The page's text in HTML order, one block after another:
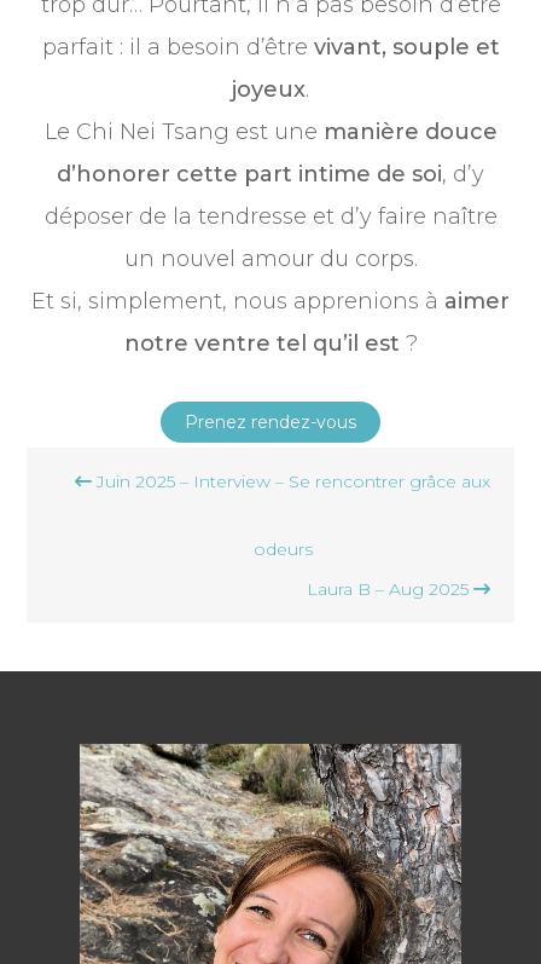
parfait : il a besoin d’être vivant, souple et
joyeux.
Le Chi Nei Tsang est une manière douce
d’honorer cette part intime de soi, d’y
déposer de la tendresse et d’y faire naître
un nouvel amour du corps.
Et si, simplement, nous apprenions à aimer
notre ventre tel qu’il est ?
Prenez rendez-vous
Navigation
Juin 2025 – Interview – Se rencontrer grâce aux
odeurs
Laura B – Aug 2025